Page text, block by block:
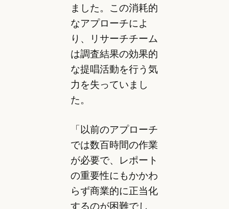
ました。この消耗的
なアプローチによ
り、リサーチチーム
は調査結果の効果的
な提唱活動を行う気
力を失っていまし
た。
「以前のアプローチ
では数百時間の作業
が必要で、レポート
の重要性にもかかわ
らず商業的に正当化
するのが困難でし